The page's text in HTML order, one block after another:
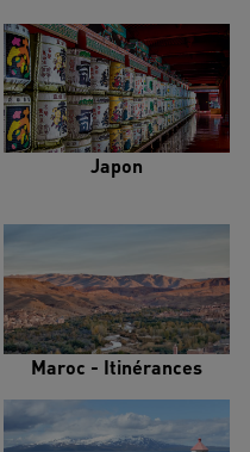
Japon
Maroc - Itinérances